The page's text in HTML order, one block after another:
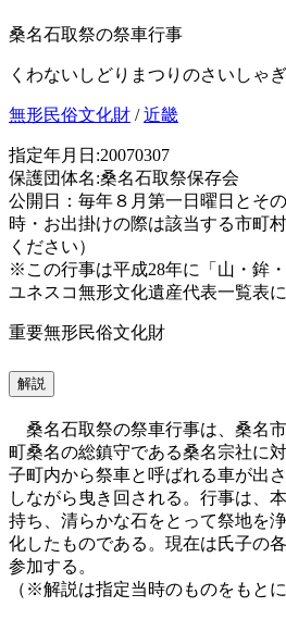
桑名石取祭の祭車行事
くわないしどりまつりのさいしゃ
無形民俗文化財 /近畿
指定年月日:20070307
保護団体名:桑名石取祭保存会
公開日：毎年８月第一日曜日とそ
時・お出掛けの際は該当する市町
ください）
※この行事は平成28年に「山・鉾
ユネスコ無形文化遺産代表一覧表
重要無形民俗文化財
解説
桑名石取祭の祭車行事は、桑名
町桑名の総鎮守である桑名宗社に
子町内から祭車と呼ばれる車が出
しながら曳き回される。行事は、
持ち、清らかな石をとって祭地を
化したものである。現在は氏子の
参加する。
（※解説は指定当時のものをもとに